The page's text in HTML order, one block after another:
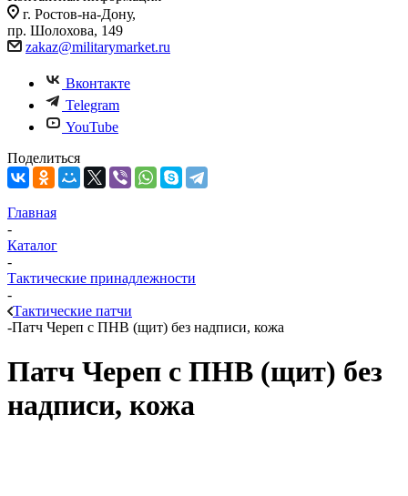
г. Ростов-на-Дону,
пр. Шолохова, 149
zakaz@militarymarket.ru
Вконтакте
Telegram
YouTube
Поделиться
Главная
-
Каталог
-
Тактические принадлежности
-
Тактические патчи
-Патч Череп с ПНВ (щит) без надписи, кожа
Патч Череп с ПНВ (щит) без
надписи, кожа